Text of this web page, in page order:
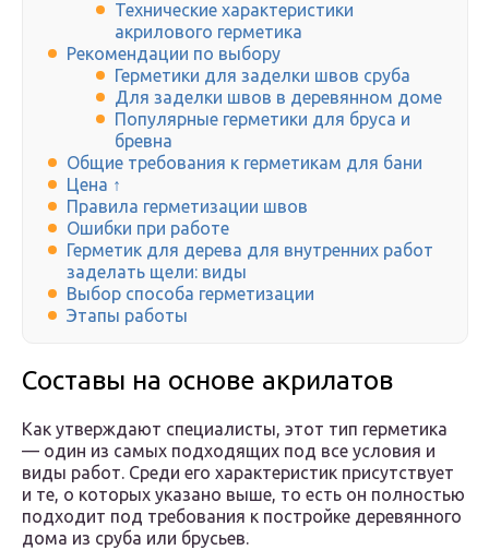
Технические характеристики
акрилового герметика
Рекомендации по выбору
Герметики для заделки швов сруба
Для заделки швов в деревянном доме
Популярные герметики для бруса и
бревна
Общие требования к герметикам для бани
Цена ↑
Правила герметизации швов
Ошибки при работе
Герметик для дерева для внутренних работ
заделать щели: виды
Выбор способа герметизации
Этапы работы
Составы на основе акрилатов
Как утверждают специалисты, этот тип герметика
— один из самых подходящих под все условия и
виды работ. Среди его характеристик присутствует
и те, о которых указано выше, то есть он полностью
подходит под требования к постройке деревянного
дома из сруба или брусьев.